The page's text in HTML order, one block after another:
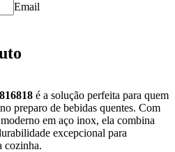
Email
é a solução perfeita para quem
preparo de bebidas quentes. Com
em aço inox, ela combina
excepcional para
cozinha.